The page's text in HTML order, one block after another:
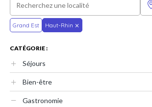
Grand Est Haut-Rhin
CATÉGORIE :
Séjours
Bien-être
Gastronomie